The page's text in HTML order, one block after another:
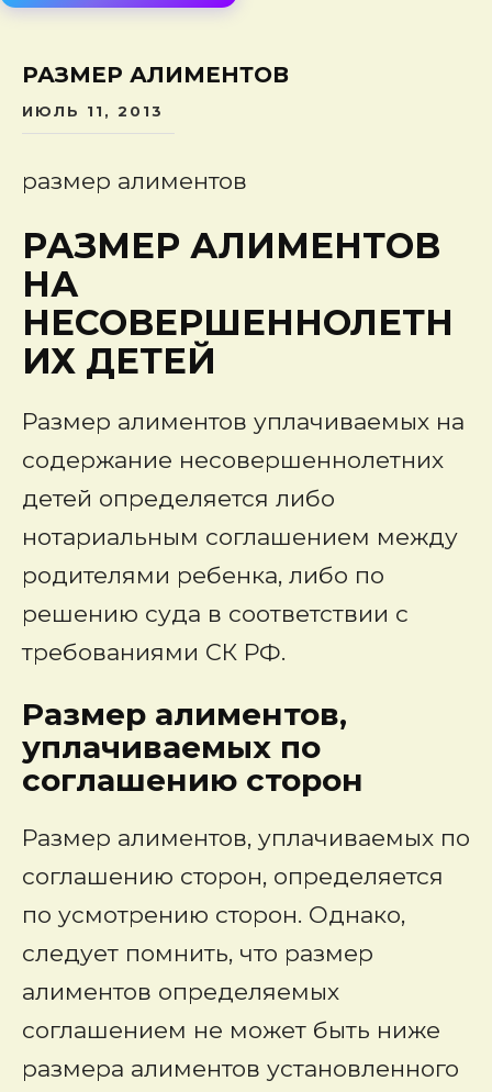
РАЗМЕР АЛИМЕНТОВ
ИЮЛЬ 11, 2013
размер алиментов
РАЗМЕР АЛИМЕНТОВ
НА
НЕСОВЕРШЕННОЛЕТН
ИХ ДЕТЕЙ
Размер алиментов уплачиваемых на
содержание несовершеннолетних
детей определяется либо
нотариальным соглашением между
родителями ребенка, либо по
решению суда в соответствии с
требованиями СК РФ.
Размер алиментов,
уплачиваемых по
соглашению сторон
Размер алиментов, уплачиваемых по
соглашению сторон, определяется
по усмотрению сторон. Однако,
следует помнить, что размер
алиментов определяемых
соглашением не может быть ниже
размера алиментов установленного